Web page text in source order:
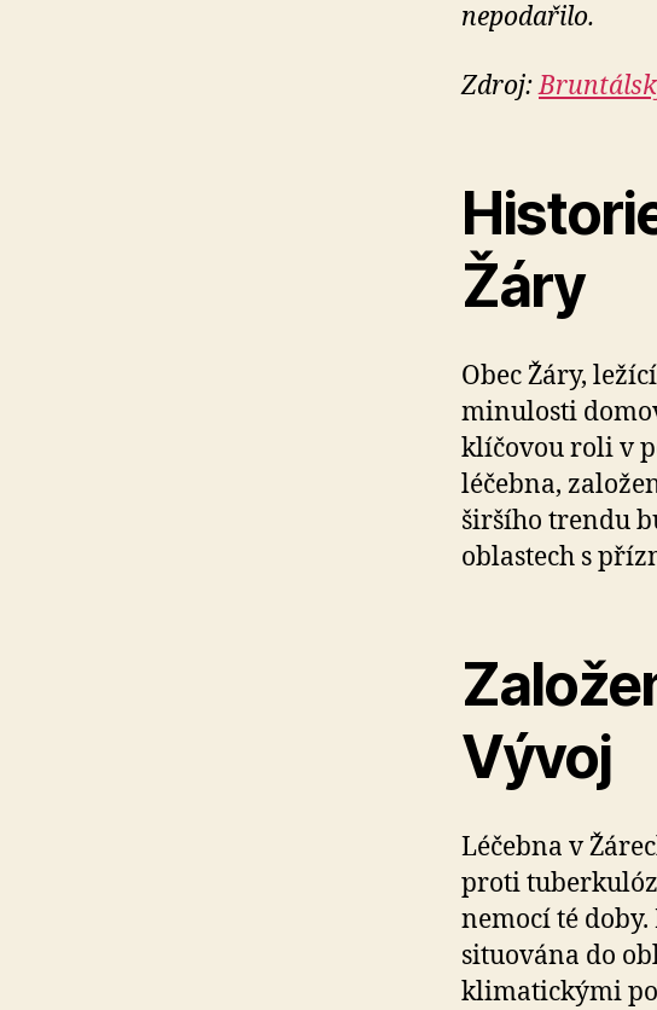
nepodařilo.
Zdroj:
Žáry
Obec Žáry,
minulosti
klíčovou roli v
léčebna,
širšího trendu
oblastech s
Vývoj
Léčebna v
proti
nemocí té
situována do
klimatickými